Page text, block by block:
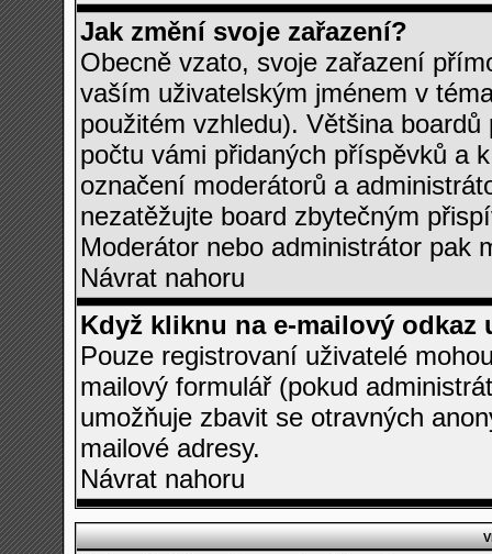
Jak změní svoje zařazení?
Obecně vzato, svoje zařazení
vaším uživatelským jménem v
použitém vzhledu). Většina
počtu vámi přidaných příspěvků a
označení moderátorů a
nezatěžujte board zbytečným
Moderátor nebo administrátor pak
Návrat nahoru
Když kliknu na e-mailový odkaz
Pouze registrovaní uživatelé
mailový formulář (pokud
umožňuje zbavit se otravných
mailové adresy.
Návrat nahoru